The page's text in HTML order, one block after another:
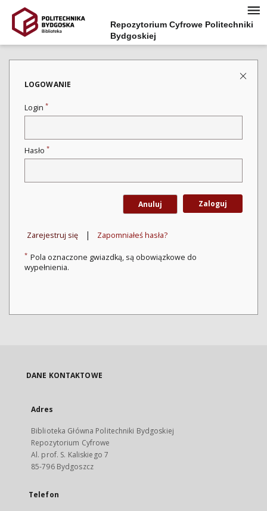
Repozytorium Cyfrowe Politechniki
Bydgoskiej
LOGOWANIE
Login *
Hasło *
Anuluj Zaloguj
Zarejestruj się | Zapomniałeś hasła?
* Pola oznaczone gwiazdką, są obowiązkowe do
wypełnienia.
DANE KONTAKTOWE
Adres
Biblioteka Główna Politechniki Bydgoskiej
Repozytorium Cyfrowe
Al. prof. S. Kaliskiego 7
85-796 Bydgoszcz
Telefon